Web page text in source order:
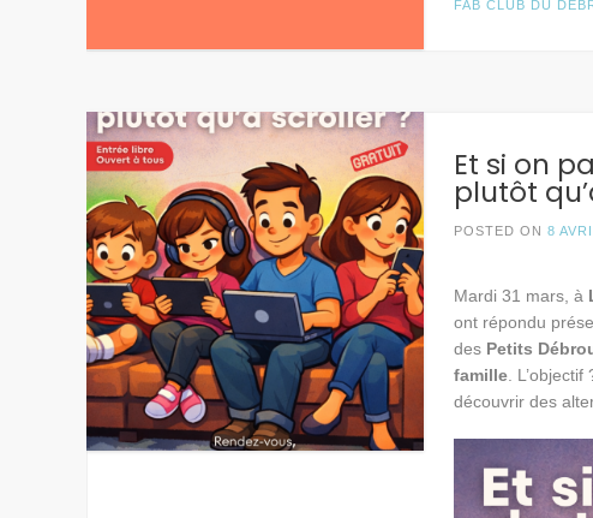
FAB CLUB DU
Et si on
plutôt
POSTED ON8
Mardi 31 mars, à
ont répondu
des Petits
famille. L’objectif
découvrir des